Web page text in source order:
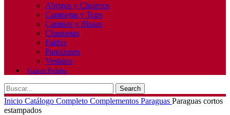
Abrigos y Chalecos
Camisetas y Tops
Camisas y Blusas
Chaquetas
Faldas
Pantalones
Vestidos
Guía de Pedidos
Search
Inicio Catálogo Completo Complementos Paraguas Paraguas cortos
estampados